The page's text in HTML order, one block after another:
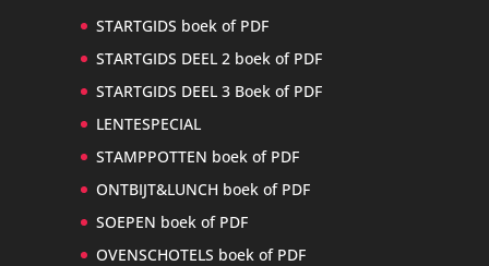
STARTGIDS boek of PDF
STARTGIDS DEEL 2 boek of PDF
STARTGIDS DEEL 3 Boek of PDF
LENTESPECIAL
STAMPPOTTEN boek of PDF
ONTBIJT&LUNCH boek of PDF
SOEPEN boek of PDF
OVENSCHOTELS boek of PDF